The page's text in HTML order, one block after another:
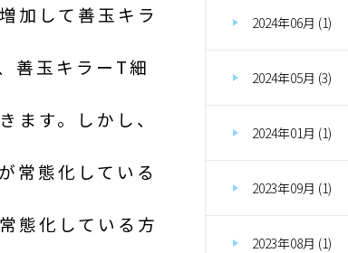
加して善玉キラ
善玉キラーT細
ます。しかし、
常態化している
態化している方
2024年06月 (1)
2024年05月 (3)
2024年01月 (1)
2023年09月 (1)
2023年08月 (1)